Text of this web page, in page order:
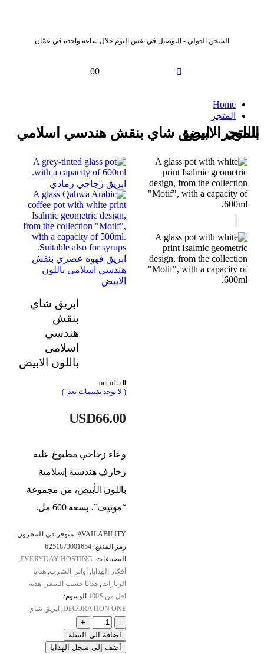
الشحن الدولي - التوصيل في نفس اليوم خلال ساعة واحدة في عمّان
00
Home
المتجر
المتجر - ابريق شاي بنقش هندسي اسلامي باللون الابيض
ابريق زجاجي رمادي
ابريق قهوة عصري بنقش
هندسي اسلامي باللون
الابيض
ابريق شاي
بنقش
هندسي
اسلامي
باللون الابيض
0
( لا يوجد تقييمات بعد. )
USD66.00
وعاء زجاجي مطبوع عليه
زخارف هندسية إسلامية
باللون الأبيض، من مجموعة
“موتيف”، بسعة 600 مل.
AVAILABILITY: متوفر في المخزون
رمز المنتج: 6251873001654
التصنيفات: EVERYDAY HOSTING
,
أفكار الهدايا, أواني الشرب, هدايا
الزيارات, هدايا حسب السعر , هدية
اقل من $100
الوسوم:
DECORATION ONE
, ابريق شاي
-
+
اضافة الى السلة
أضف إلى سجل الهدايا